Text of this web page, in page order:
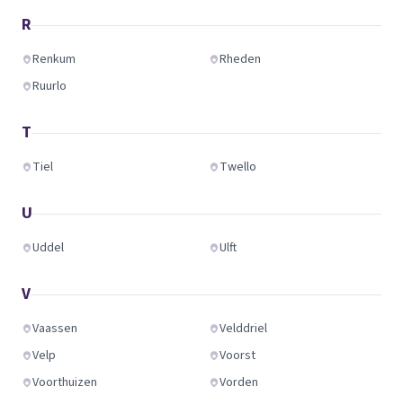
R
Renkum
Rheden
Ruurlo
T
Tiel Twello
U
Uddel Ulft
V
Vaassen
Velddriel
Velp
Voorst
Voorthuizen
Vorden